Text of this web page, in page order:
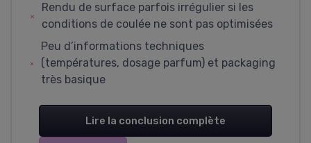
Rendu de surface parfois irrégulier si les
conditions de coulée ne sont pas optimisées
Peu d’informations techniques
(températures, dosage parfum) et packaging
très basique
Lire la conclusion complète